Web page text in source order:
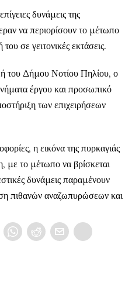
δυνάμεις της
να περιορίσουν το μέτωπο
σε γειτονικές εκτάσεις.
του Δήμου Νοτίου Πηλίου, ο
έργου και προσωπικό
των επιχειρήσεων
η εικόνα της πυρκαγιάς
με το μέτωπο να βρίσκεται
δυνάμεις παραμένουν
πιθανών αναζωπυρώσεων και